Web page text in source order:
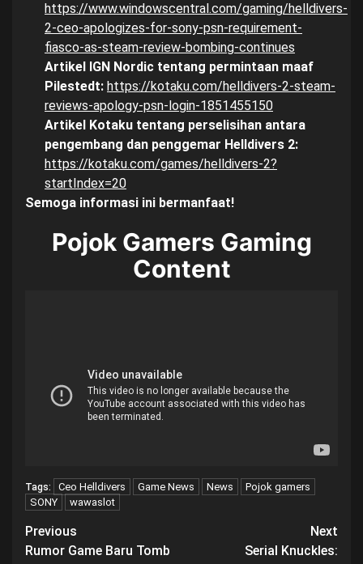
https://www.windowscentral.com/gaming/helldivers-
2-ceo-apologizes-for-sony-psn-requirement-
fiasco-as-steam-review-bombing-continues
Artikel IGN Nordic tentang permintaan maaf
Pilestedt: https://kotaku.com/helldivers-2-steam-
reviews-apology-psn-login-1851455150
Artikel Kotaku tentang perselisihan antara
pengembang dan penggemar Helldivers 2:
https://kotaku.com/games/helldivers-2?
startIndex=20
Semoga informasi ini bermanfaat!
Pojok Gamers Gaming
Content
Tags: Ceo Helldivers Game News News
Pojok gamers
SONY
wawaslot
Post
Previous
Rumor Game Baru Tomb
Next
Serial Knuckles: